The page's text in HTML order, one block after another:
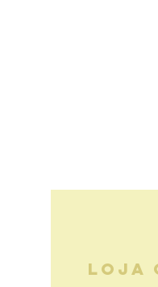
LOJA